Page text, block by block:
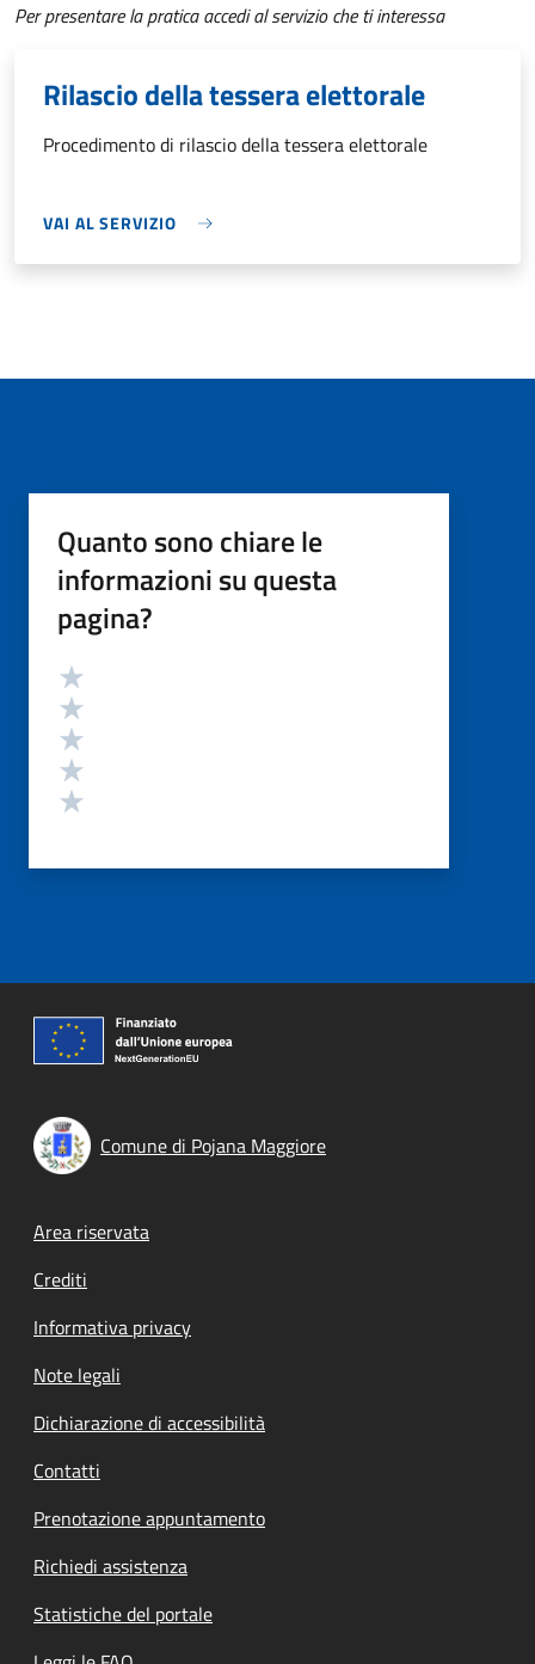
Per presentare la pratica accedi al servizio che ti interessa
Rilascio della tessera elettorale
Procedimento di rilascio della tessera elettorale
VAI AL SERVIZIO
Quanto sono chiare le
informazioni su questa
pagina?
Valutazione
Comune di Pojana Maggiore
Footer menu
Area riservata
Crediti
Informativa privacy
Note legali
Dichiarazione di accessibilità
Contatti
Prenotazione appuntamento
Richiedi assistenza
Statistiche del portale